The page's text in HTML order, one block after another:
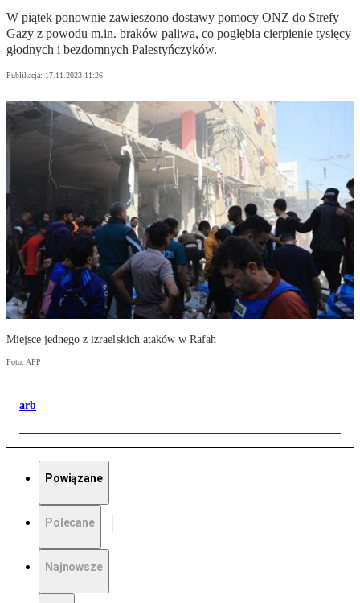
W piątek ponownie zawieszono dostawy pomocy ONZ do Strefy
Gazy z powodu m.in. braków paliwa, co pogłębia cierpienie tysięcy
głodnych i bezdomnych Palestyńczyków.
Publikacja: 17.11.2023 11:26
Miejsce jednego z izraelskich ataków w Rafah
Foto: AFP
arb
Powiązane
Polecane
Najnowsze